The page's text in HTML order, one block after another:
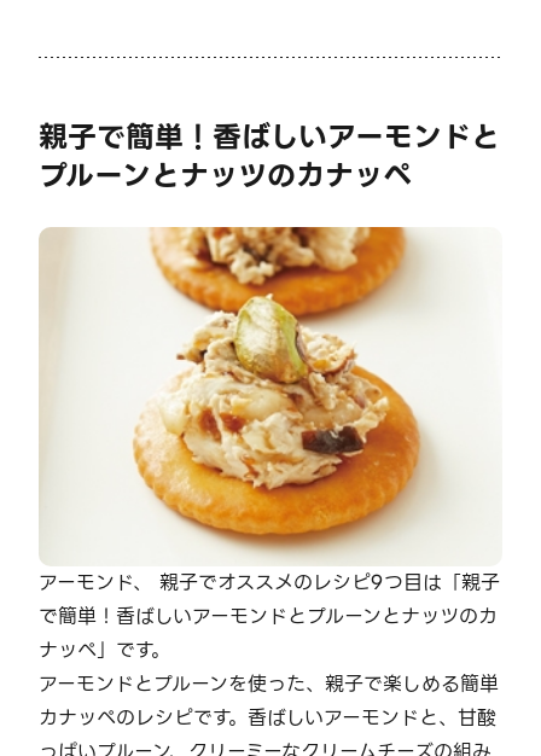
親子で簡単！香ばしいアーモンドと
プルーンとナッツのカナッペ
アーモンド、 親子でオススメのレシピ9つ目は「親子
で簡単！香ばしいアーモンドとプルーンとナッツのカ
ナッペ」です。
アーモンドとプルーンを使った、親子で楽しめる簡単
カナッペのレシピです。香ばしいアーモンドと、甘酸